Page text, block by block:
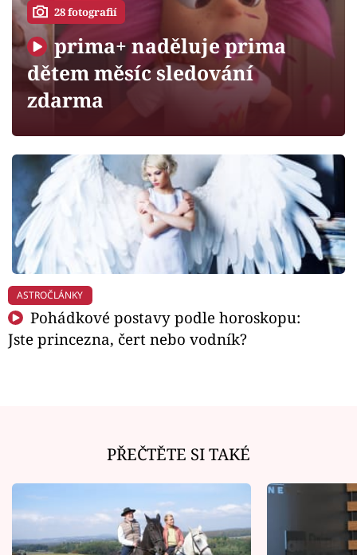
Sledujte prima+
Filmový festival Karlovy Vary
Mámy sobě
Přihlášení
Sledujte nás
28 fotografií
prima+ naděluje prima
dětem měsíc sledování
zdarma
ASTROČLÁNKY
Pohádkové postavy podle horoskopu:
Jste princezna, čert nebo vodník?
PŘEČTĚTE SI TAKÉ